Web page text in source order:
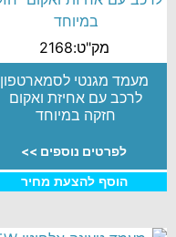
מק"ט:2168
מעמד מגנטי לסמארטפון
לרכב עם אחיזת ואקום
חזקה במיוחד
לפרטים נוספים >>
הוסף להצעת מחיר